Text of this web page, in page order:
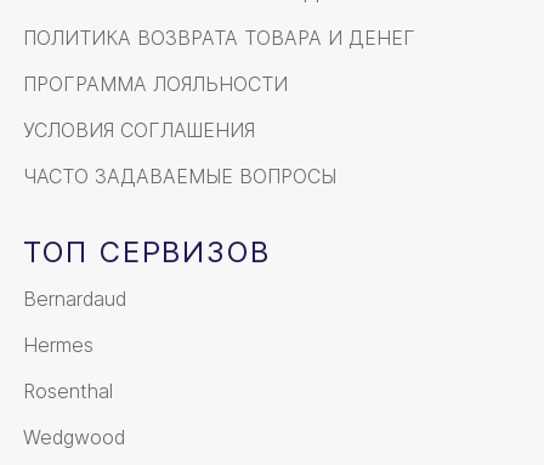
ПОЛИТИКА ВОЗВРАТА ТОВАРА И ДЕНЕГ
ПРОГРАММА ЛОЯЛЬНОСТИ
УСЛОВИЯ СОГЛАШЕНИЯ
ЧАСТО ЗАДАВАЕМЫЕ ВОПРОСЫ
ТОП СЕРВИЗОВ
Bernardaud
Hermes
Rosenthal
Wedgwood